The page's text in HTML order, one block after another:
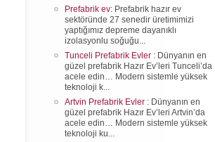
Prefabrik ev: Prefabrik hazır ev
sektöründe 27 senedir üretimimizi
yaptığımız depreme dayanıklı
izolasyonlu soğuğu...
Tunceli Prefabrik Evler : Dünyanın en
güzel prefabrik Hazır Ev’leri Tunceli’da
acele edin… Modern sistemle yüksek
teknoloji k...
Artvin Prefabrik Evler : Dünyanın en
güzel prefabrik Hazır Ev’leri Artvin’da
acele edin… Modern sistemle yüksek
teknoloji ku...